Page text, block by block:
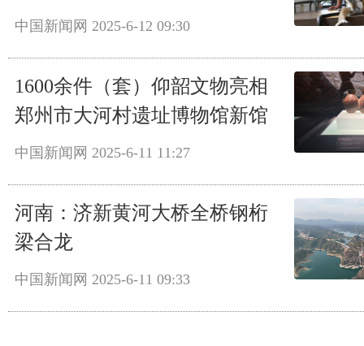
中国新闻网 2025-6-12 09:30
1600余件（套）仰韶文物亮相
郑州市大河村遗址博物馆新馆
中国新闻网 2025-6-11 11:27
河南：济新黄河大桥全桥钢桁
梁合龙
中国新闻网 2025-6-11 09:33